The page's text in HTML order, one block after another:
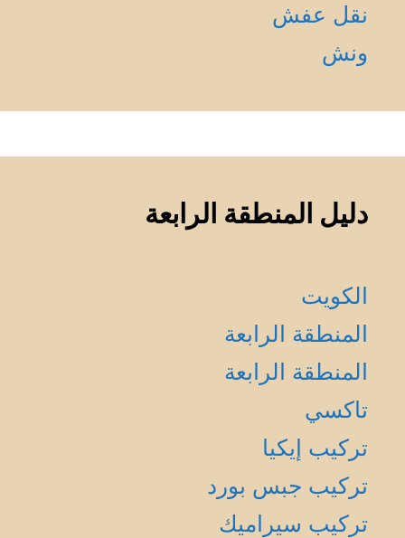
نقل عفش
ونش
دليل المنطقة الرابعة
الكويت
المنطقة الرابعة
المنطقة الرابعة
تاكسي
تركيب إيكيا
تركيب جبس بورد
تركيب سيراميك